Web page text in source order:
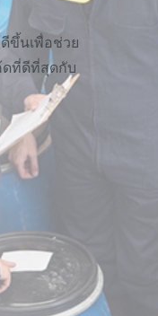
ขึ้นเพื่อช่วย
ที่ดีที่สุดกับ